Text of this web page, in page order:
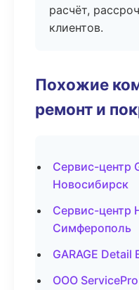
расчёт,
клиентов.
Похожие
ремонт и
Сервис-центр
Новосибирск
Сервис-центр
Симферополь
GARAGE
ООО